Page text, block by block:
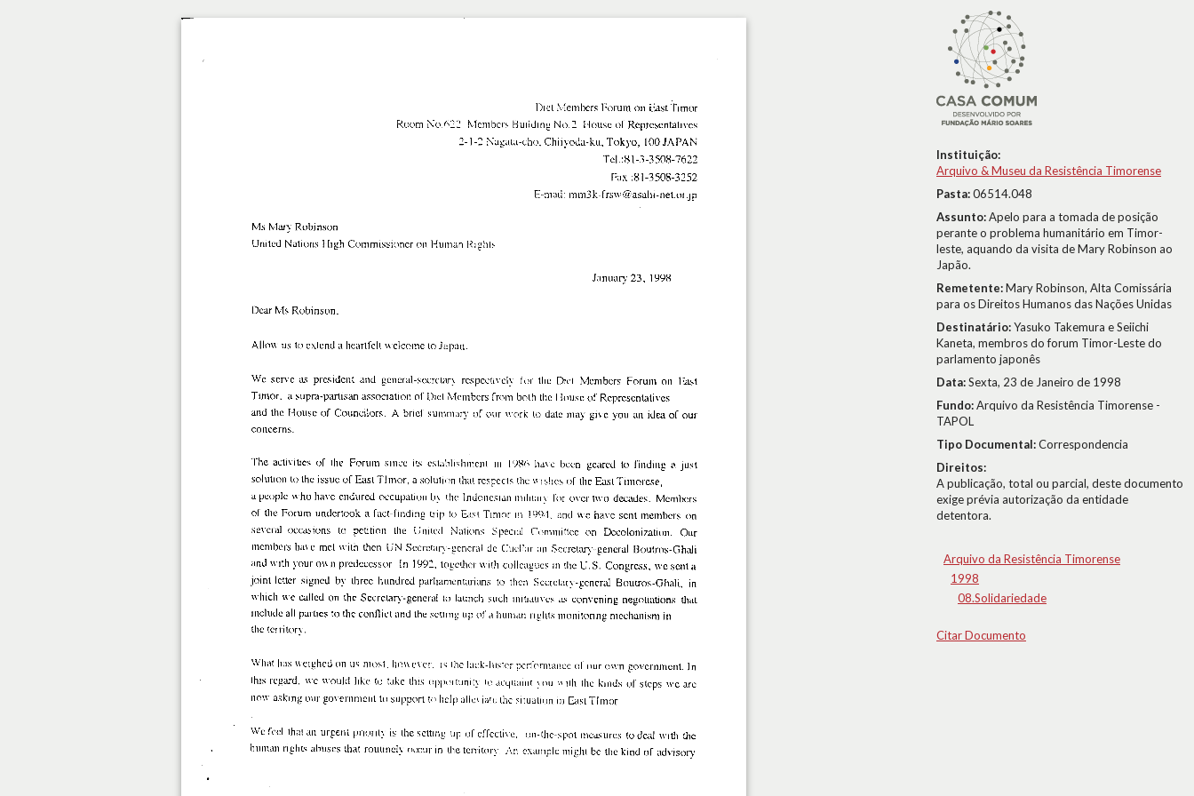
Instituição:
Arquivo & Museu da Resistência Timorense
Pasta:06514.048
Assunto:Apelo para a tomada de posição
perante o problema humanitário em Timor-
leste, aquando da visita de Mary Robinson ao
Japão.
Remetente:Mary Robinson, Alta Comissária
para os Direitos Humanos das Nações Unidas
Destinatário:Yasuko Takemura e Seiichi
Kaneta, membros do forum Timor-Leste do
parlamento japonês
Data:Sexta, 23 de Janeiro de 1998
Fundo:Arquivo da Resistência Timorense -
TAPOL
Tipo Documental:Correspondencia
Direitos:
A publicação, total ou parcial, deste documento
exige prévia autorização da entidade
detentora.
Arquivo da Resistência Timorense
1998
08.Solidariedade
Citar Documento